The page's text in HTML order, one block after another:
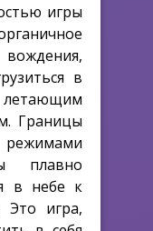
игры
в
летающим
Границы
плавно
в небе к
Это игра,